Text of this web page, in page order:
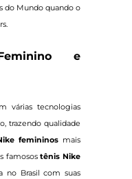
do Mundo quando o
e
várias tecnologias
trazendo qualidade
femininosmais
famosostênisNike
no Brasil com suas